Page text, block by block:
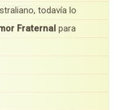
todavía lo
Fraternal para